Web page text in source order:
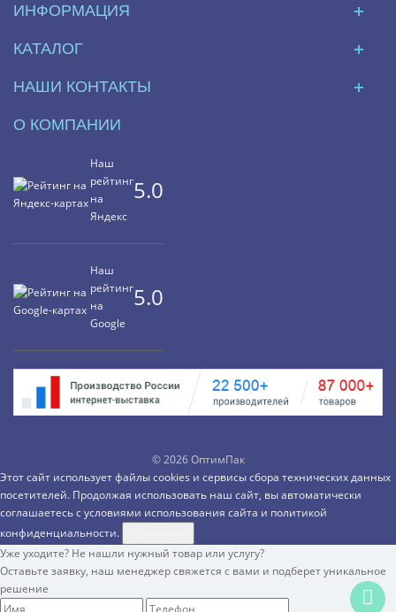
ИНФОРМАЦИЯ
КАТАЛОГ
НАШИ КОНТАКТЫ
О КОМПАНИИ
Наш
рейтинг
на
Яндекс
5.0
Наш
рейтинг
на
Google
5.0
©2026 ОптимПак
Этот сайт использует файлы cookies и сервисы сбора технических данных
посетителей. Продолжая использовать наш сайт, вы автоматически
соглашаетесь с условиями использования сайта и политикой
конфиденциальности.
Уже уходите? Не нашли нужный товар или услугу?
Оставьте заявку, наш менеджер свяжется с вами и подберет уникальное
решение